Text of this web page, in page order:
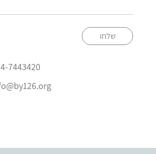
שלחו
7443420